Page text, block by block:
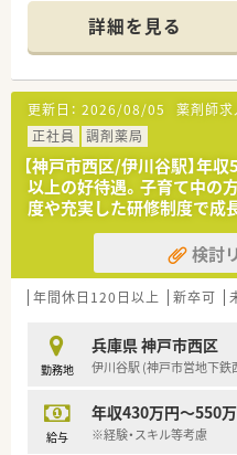
2施設からの処方箋を中
■店舗には事務スタッフ
おり、薬剤師が調剤業務
【法人特徴について】
■全国に1300店舗以上を
チェーンであり、安定し
■地域密着化と店舗作業
支持される店舗づくりを
■調剤事業を中心にOTC
ケアに関わる幅広い事業
す。
【こんな方にオススメ】
■調剤業務だけでなく
す。
■小学校卒業まで時短勤
わせて勤務時間を柔軟に
■大手チェーンならでは
局が持つ親しみやすさの
詳細を見る
更新日： 2026/08/05 薬剤師求
正社員
調剤薬局
【神戸市西区/伊川谷駅】年
以上の好待遇。子育て中の
度や充実した研修制度で成
検討
年間休日120日以上 新卒可
勤務地
兵庫県 神戸市西区
伊川谷駅 (神戸市営地下鉄
給与
年収430万円～550
※経験・スキル等考慮